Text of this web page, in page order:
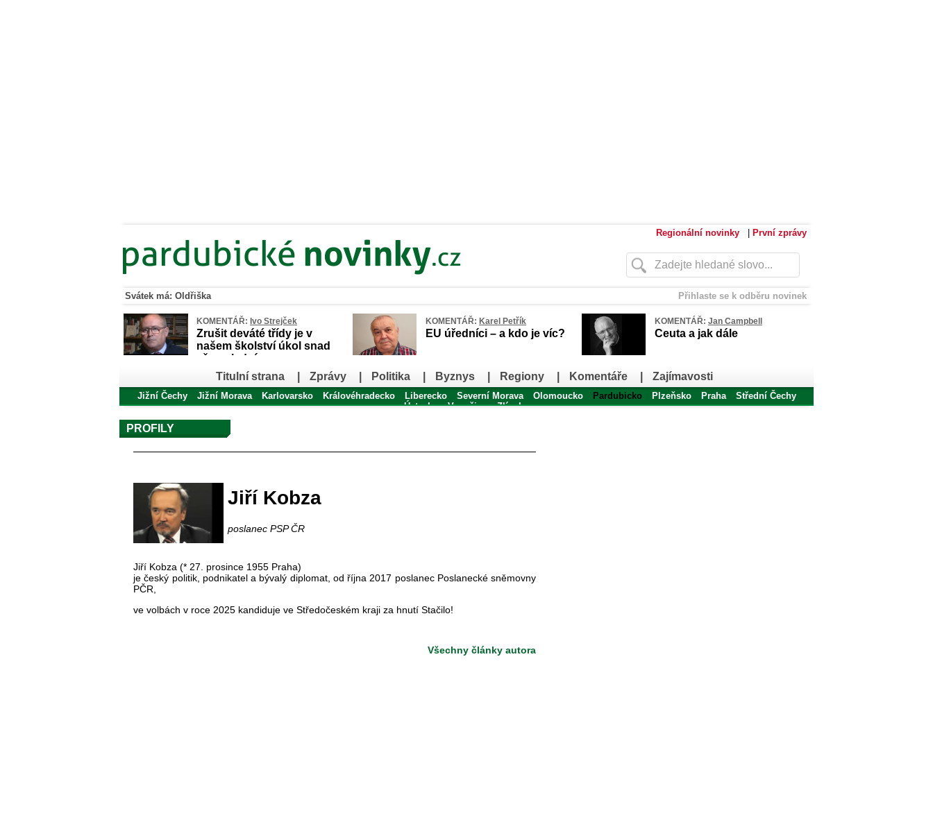
Regionální novinky První zprávy
Přihlaste se k odběru novinek
Svátek má: Oldřiška
KOMENTÁŘ: Ivo Strejček
Zrušit deváté třídy je v
našem školství úkol snad
až poslední
KOMENTÁŘ: Karel Petřík
EU úředníci – a kdo je víc?
KOMENTÁŘ: Jan Campbell
Ceuta a jak dále
Titulní strana Zprávy Politika Byznys Regiony Komentáře Zajímavosti
Jižní Čechy Jižní Morava Karlovarsko Královéhradecko Liberecko Severní Morava Olomoucko Pardubicko Plzeňsko Praha
Střední Čechy
Ústecko
Vysočina Zlínsko
PROFILY
Jiří Kobza
poslanec PSP ČR
Jiří Kobza (* 27. prosince 1955 Praha)
je český politik, podnikatel a bývalý diplomat, od října 2017 poslanec Poslanecké sněmovny
PČR,
ve volbách v roce 2025 kandiduje ve Středočeském kraji za hnutí Stačilo!
Všechny články autora